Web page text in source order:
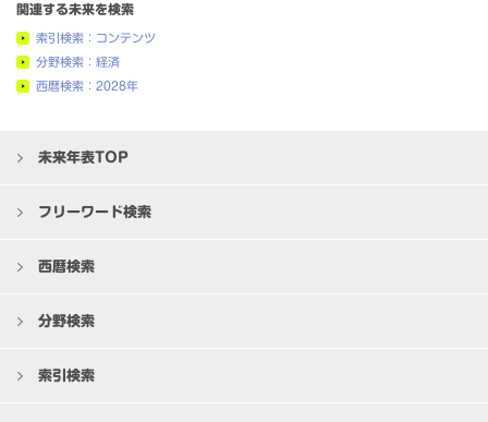
関連する未来を検索
索引検索：コンテンツ
分野検索：経済
西暦検索：2028年
未来年表TOP
フリーワード検索
西暦検索
分野検索
索引検索